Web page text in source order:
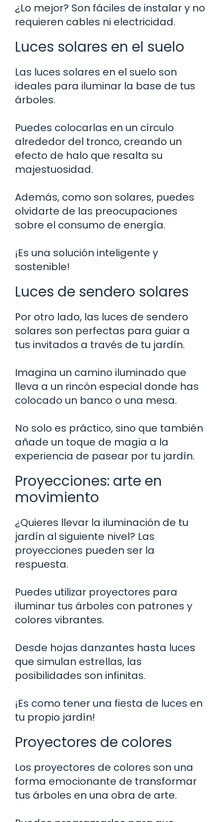
¿Lo mejor? Son fáciles de instalar y no
requieren cables ni electricidad.
Luces solares en el suelo
Las luces solares en el suelo son
ideales para iluminar la base de tus
árboles.
Puedes colocarlas en un círculo
alrededor del tronco, creando un
efecto de halo que resalta su
majestuosidad.
Además, como son solares, puedes
olvidarte de las preocupaciones
sobre el consumo de energía.
¡Es una solución inteligente y
sostenible!
Luces de sendero solares
Por otro lado, las luces de sendero
solares son perfectas para guiar a
tus invitados a través de tu jardín.
Imagina un camino iluminado que
lleva a un rincón especial donde has
colocado un banco o una mesa.
No solo es práctico, sino que también
añade un toque de magia a la
experiencia de pasear por tu jardín.
Proyecciones: arte en
movimiento
¿Quieres llevar la iluminación de tu
jardín al siguiente nivel? Las
proyecciones pueden ser la
respuesta.
Puedes utilizar proyectores para
iluminar tus árboles con patrones y
colores vibrantes.
Desde hojas danzantes hasta luces
que simulan estrellas, las
posibilidades son infinitas.
¡Es como tener una fiesta de luces en
tu propio jardín!
Proyectores de colores
Los proyectores de colores son una
forma emocionante de transformar
tus árboles en una obra de arte.